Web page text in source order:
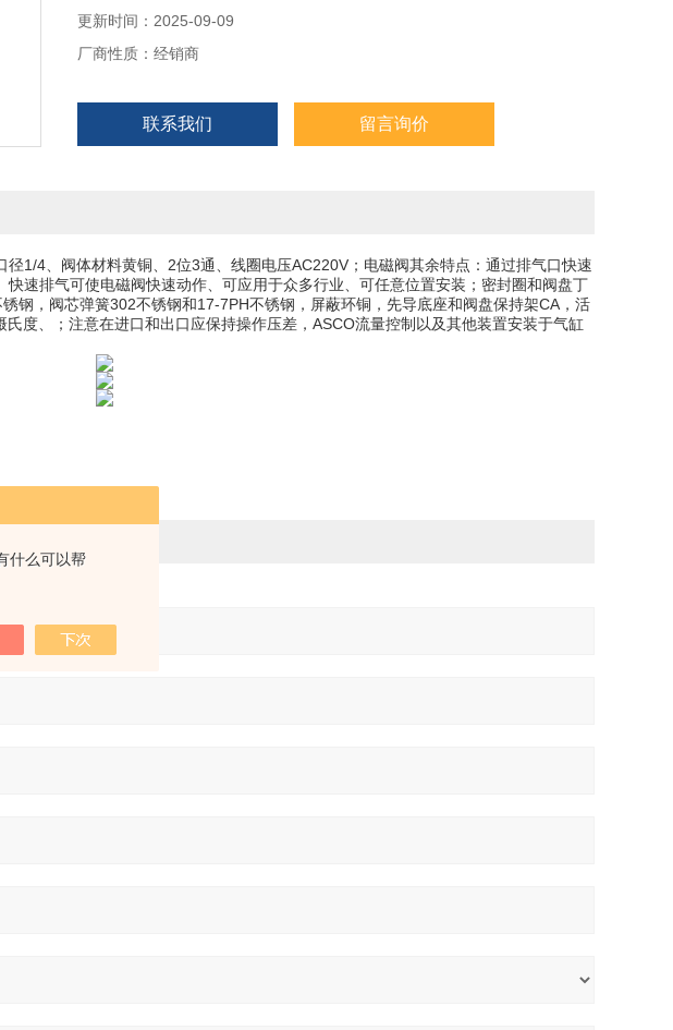
什么可以帮
更新时间：2025-09-09
厂商性质：经销商
联系我们 留言询价
径1/4、阀体材料黄铜、2位3通、线圈电压AC220V；电磁阀其余特点：通过排气口快速
速排气可使电磁阀快速动作、可应用于众多行业、可任意位置安装；密封圈和阀盘丁
钢，阀芯弹簧302不锈钢和17-7PH不锈钢，屏蔽环铜，先导底座和阀盘保持架CA，活
度、；注意在进口和出口应保持操作压差，ASCO流量控制以及其他装置安装于气缸